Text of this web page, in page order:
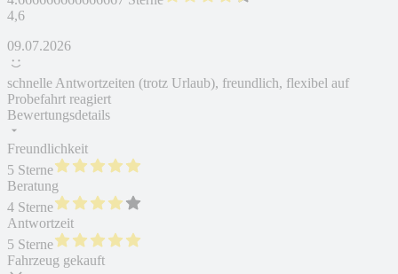
4,6
09.07.2026
schnelle Antwortzeiten (trotz Urlaub), freundlich, flexibel auf
Probefahrt reagiert
Bewertungsdetails
Freundlichkeit
5 Sterne
Beratung
4 Sterne
Antwortzeit
5 Sterne
Fahrzeug gekauft